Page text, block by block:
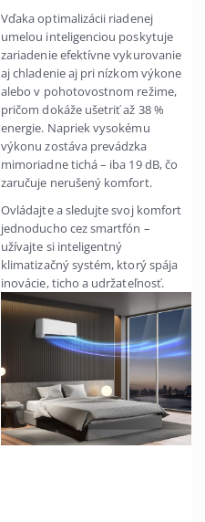
Vďaka optimalizácii riadenej
umelou inteligenciou poskytuje
zariadenie efektívne vykurovanie
aj chladenie aj pri nízkom výkone
alebo v pohotovostnom režime,
pričom dokáže ušetriť až 38 %
energie. Napriek vysokému
výkonu zostáva prevádzka
mimoriadne tichá – iba 19 dB, čo
zaručuje nerušený komfort.
Ovládajte a sledujte svoj komfort
jednoducho cez smartfón –
užívajte si inteligentný
klimatizačný systém, ktorý spája
inovácie, ticho a udržateľnosť.